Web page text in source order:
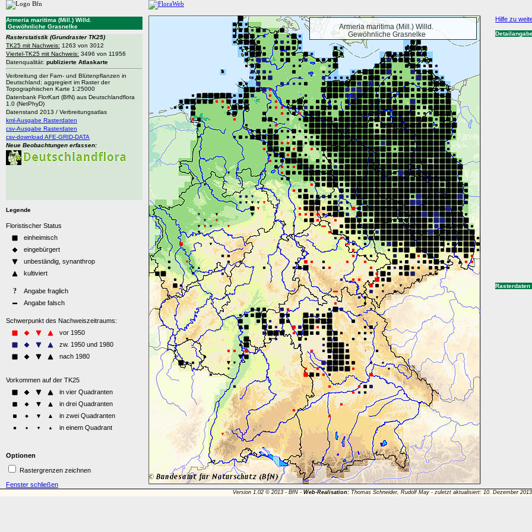
Armeria maritima (Mill.) Willd.
Gewöhnliche Grasnelke
Rasterdaten
Armeria maritima (Mill.) Willd.
Gewöhnliche Grasnelke
Rasterstatistik (Grundraster TK25)
TK25 mit Nachweis: 1263 von 3012
Viertel-TK25 mit Nachweis: 3496 von 11956
Datenqualität: publizierte Atlaskarte
Verbreitung der Farn- und Blütenpflanzen in
Deutschland; aggregiert im Raster der
Topographischen Karte 1:25000
Datenbank FlorKart (BfN) aus Deutschlandflora
1.0 (NetPhyD)
Datenstand 2013 / Verbreitungsatlas
kml-Ausgabe Rasterdaten
csv-Ausgabe Rasterdaten
csv-download AFE-GRID-DATA
Neue Beobachtungen erfassen:
Legende
Optionen
Rastergrenzen zeichnen
Fenster schließen
Hilfe zu
Version 1.02 © 2013 - BfN - Web-Realisation: Thomas Schneider, Rudolf May - zuletzt aktualisiert: 10. Dezember